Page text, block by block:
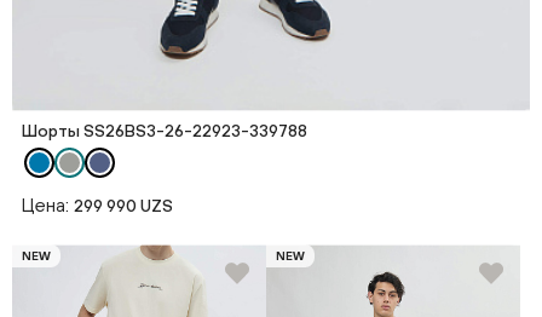
Шорты SS26BS3-26-22923-339788
Цена: 299 990 UZS
NEW NEW